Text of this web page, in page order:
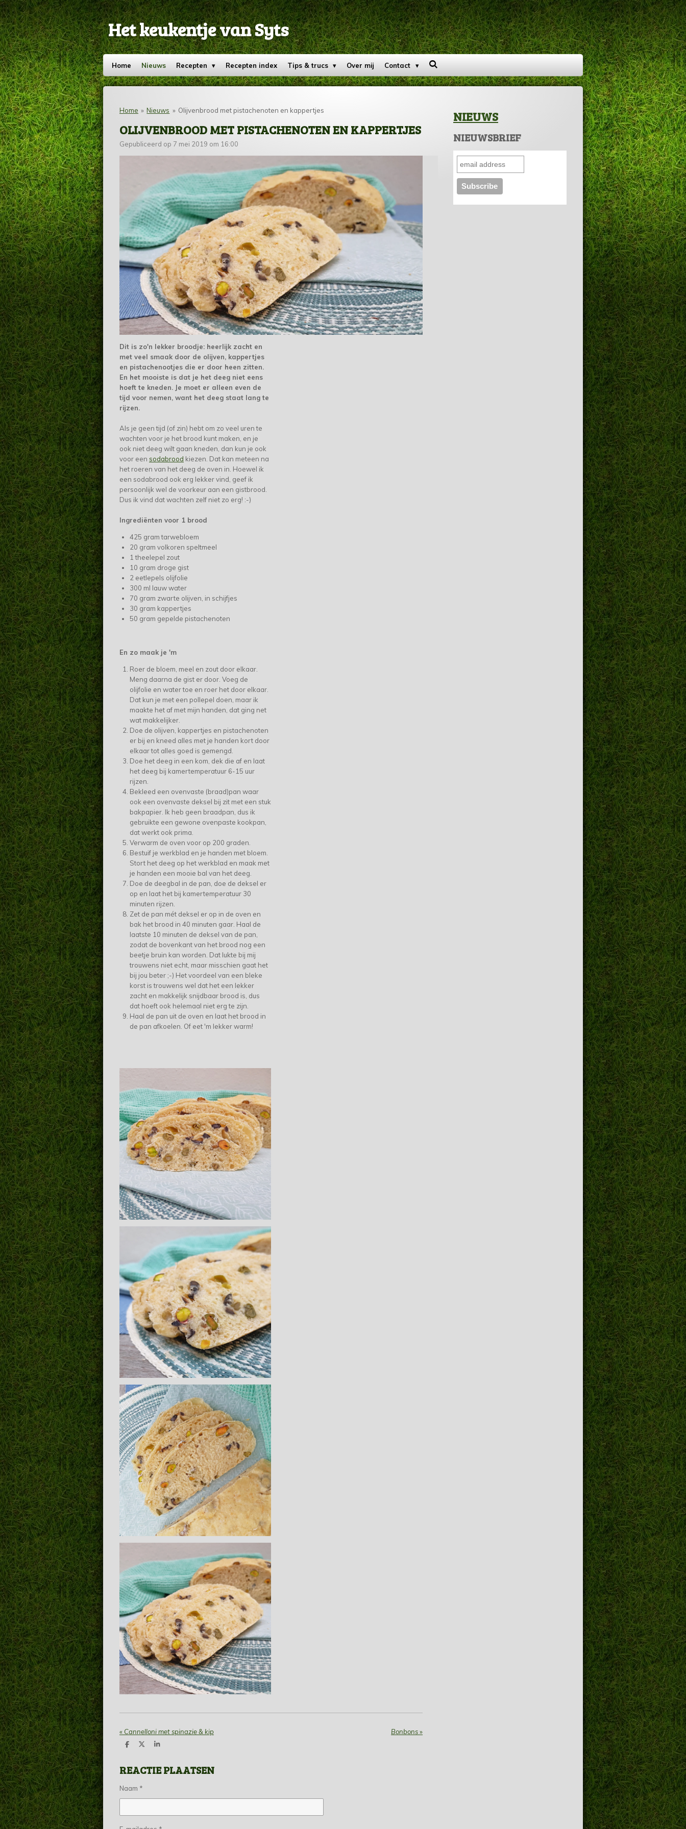
Ga
direct
naar
de
hoofdinhoud
Het keukentje van Syts
Home Nieuws Recepten Recepten index Tips & trucs Over mij Contact
Home » Nieuws » Olijvenbrood met pistachenoten en kappertjes
OLIJVENBROOD MET PISTACHENOTEN EN KAPPERTJES
Gepubliceerd op 7 mei 2019 om 16:00
Dit is zo'n lekker broodje: heerlijk zacht en
met veel smaak door de olijven, kappertjes
en pistachenootjes die er door heen zitten.
En het mooiste is dat je het deeg niet eens
hoeft te kneden. Je moet er alleen even de
tijd voor nemen, want het deeg staat lang te
rijzen.
Als je geen tijd (of zin) hebt om zo veel uren te
wachten voor je het brood kunt maken, en je
ook niet deeg wilt gaan kneden, dan kun je ook
voor een sodabrood kiezen. Dat kan meteen na
het roeren van het deeg de oven in. Hoewel ik
een sodabrood ook erg lekker vind, geef ik
persoonlijk wel de voorkeur aan een gistbrood.
Dus ik vind dat wachten zelf niet zo erg! :-)
Ingrediënten voor 1 brood
425 gram tarwebloem
20 gram volkoren speltmeel
1 theelepel zout
10 gram droge gist
2 eetlepels olijfolie
300 ml lauw water
70 gram zwarte olijven, in schijfjes
30 gram kappertjes
50 gram gepelde pistachenoten
En zo maak je 'm
Roer de bloem, meel en zout door elkaar.
Meng daarna de gist er door. Voeg de
olijfolie en water toe en roer het door elkaar.
Dat kun je met een pollepel doen, maar ik
maakte het af met mijn handen, dat ging net
wat makkelijker.
Doe de olijven, kappertjes en pistachenoten
er bij en kneed alles met je handen kort door
elkaar tot alles goed is gemengd.
Doe het deeg in een kom, dek die af en laat
het deeg bij kamertemperatuur 6-15 uur
rijzen.
Bekleed een ovenvaste (braad)pan waar
ook een ovenvaste deksel bij zit met een stuk
bakpapier. Ik heb geen braadpan, dus ik
gebruikte een gewone ovenpaste kookpan,
dat werkt ook prima.
Verwarm de oven voor op 200 graden.
Bestuif je werkblad en je handen met bloem.
Stort het deeg op het werkblad en maak met
je handen een mooie bal van het deeg.
Doe de deegbal in de pan, doe de deksel er
op en laat het bij kamertemperatuur 30
minuten rijzen.
Zet de pan mét deksel er op in de oven en
bak het brood in 40 minuten gaar. Haal de
laatste 10 minuten de deksel van de pan,
zodat de bovenkant van het brood nog een
beetje bruin kan worden. Dat lukte bij mij
trouwens niet echt, maar misschien gaat het
bij jou beter ;-) Het voordeel van een bleke
korst is trouwens wel dat het een lekker
zacht en makkelijk snijdbaar brood is, dus
dat hoeft ook helemaal niet erg te zijn.
Haal de pan uit de oven en laat het brood in
de pan afkoelen. Of eet 'm lekker warm!
« Cannelloni met spinazie & kip Bonbons»
D
e
n
D
l
S
r
e
REACTIE PLAATSEN
Naam *
NIEUWS
NIEUWSBRIEF